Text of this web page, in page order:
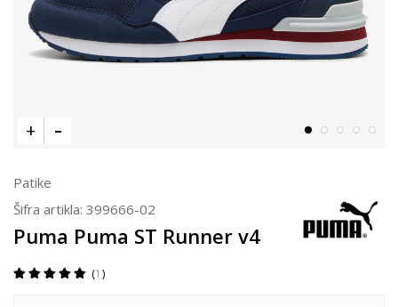
Patike
Šifra artikla: 399666-02
Puma Puma ST Runner v4
1